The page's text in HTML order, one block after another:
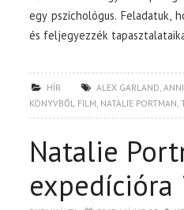
egy pszichológus.
és feljegyezzék
HÍR ALEX GARLAND,
KÖNYVBŐL FILM, NATALIE PORTMAN,
Natalie
expedícióra